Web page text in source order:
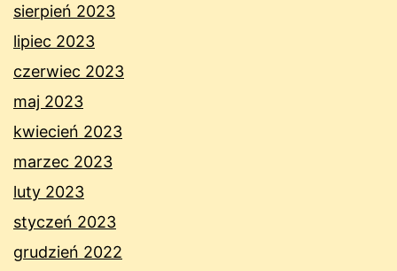
sierpień 2023
lipiec 2023
czerwiec 2023
maj 2023
kwiecień 2023
marzec 2023
luty 2023
styczeń 2023
grudzień 2022